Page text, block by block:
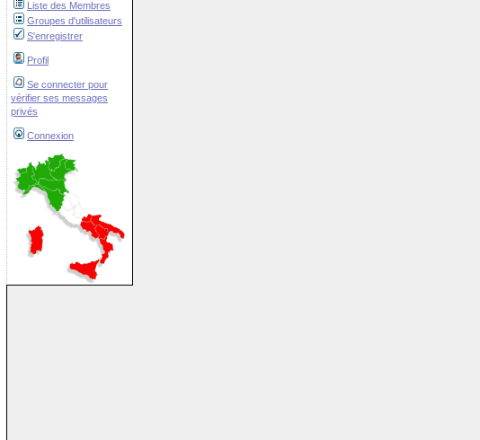
Liste des Membres
Groupes d'utilisateurs
S'enregistrer
Profil
Se connecter pour
vérifier ses messages
privés
Connexion